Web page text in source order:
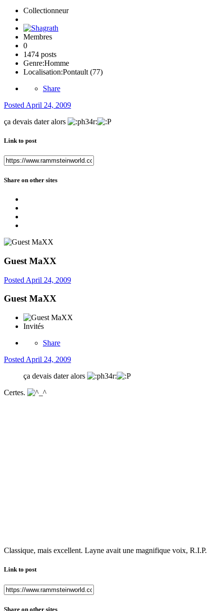
Collectionneur
Membres
0
1474 posts
Genre:Homme
Localisation:Pontault (77)
Share
Posted April 24, 2009
ça devais dater alors
Link to post
Share on other sites
Guest MaXX
Posted April 24, 2009
Guest MaXX
Invités
Share
Posted April 24, 2009
ça devais dater alors
Certes.
Classique, mais excellent. Layne avait une magnifique voix, R.I.P.
Link to post
Share on other sites